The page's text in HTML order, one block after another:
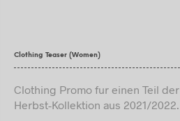
Clothing Teaser (Women)
Clothing Promo fur einen Teil der
Herbst-Kollektion aus 2021/2022.